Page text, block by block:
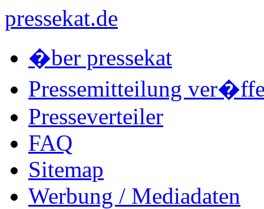
pressekat.de
�ber pressekat
Pressemitteilung
Presseverteiler
FAQ
Sitemap
Werbung / Mediadaten